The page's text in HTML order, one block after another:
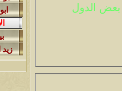
مشاركات
30
100244
بعض الدول